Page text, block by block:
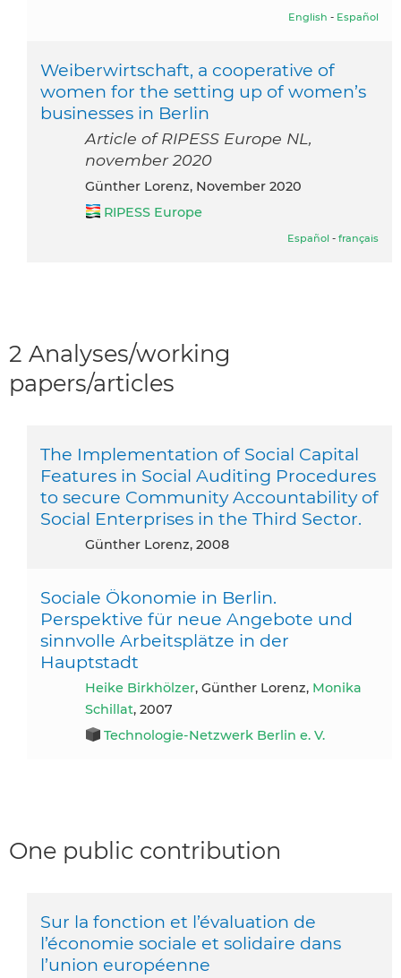
English - Español
Weiberwirtschaft, a cooperative of
women for the setting up of women’s
businesses in Berlin
Article of RIPESS Europe NL,
november 2020
Günther Lorenz, November 2020
RIPESS Europe
Español - français
2 Analyses/working
papers/articles
The Implementation of Social Capital
Features in Social Auditing Procedures
to secure Community Accountability of
Social Enterprises in the Third Sector.
Günther Lorenz, 2008
Sociale Ökonomie in Berlin.
Perspektive für neue Angebote und
sinnvolle Arbeitsplätze in der
Hauptstadt
Heike Birkhölzer, Günther Lorenz, Monika
Schillat, 2007
Technologie-Netzwerk Berlin e. V.
One public contribution
Sur la fonction et l’évaluation de
l’économie sociale et solidaire dans
l’union européenne